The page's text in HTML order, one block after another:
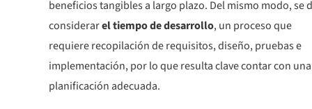
beneficios tangibles a largo plazo. Del mismo modo, se
considerarel tiempo de desarrollo, un proceso que
requiere recopilación de requisitos, diseño, pruebas e
implementación, por lo que resulta clave contar con una
planificación adecuada.